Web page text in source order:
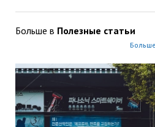
Больше в Полезные статьи